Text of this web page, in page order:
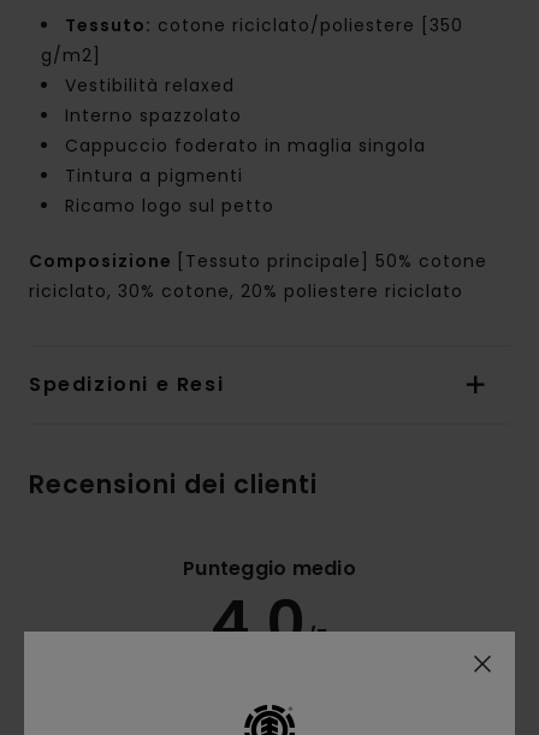
Tessuto: cotone riciclato/poliestere [350
g/m2]
Vestibilità relaxed
Interno spazzolato
Cappuccio foderato in maglia singola
Tintura a pigmenti
Ricamo logo sul petto
Composizione
[Tessuto principale] 50% cotone
riciclato, 30% cotone, 20% poliestere riciclato
Spedizioni e Resi
Recensioni dei clienti
Punteggio medio
4.0/5
2 recensioni verificate